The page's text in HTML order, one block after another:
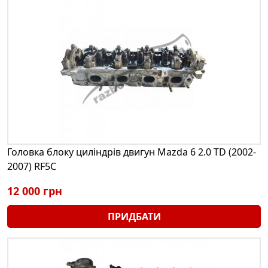
Головка блоку циліндрів двигун Mazda 6 2.0 TD (2002-
2007) RF5C
12 000 грн
ПРИДБАТИ